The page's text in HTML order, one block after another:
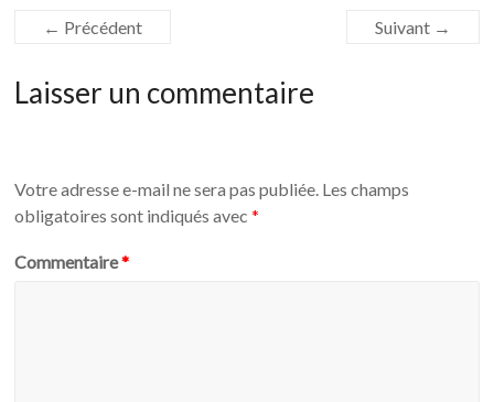
← Précédent Suivant →
Laisser un commentaire
Votre adresse e-mail ne sera pas publiée. Les champs
obligatoires sont indiqués avec*
Commentaire*